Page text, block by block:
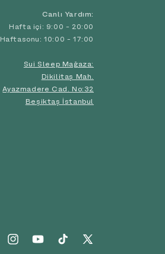
Canlı Yardım:
Hafta içi: 9:00 - 20:00
Haftasonu: 10:00 - 17:00
Sui Sleep Mağaza:
Dikilitaş Mah.
Ayazmadere Cad. No:32
Beşiktaş İstanbul
InstagramYouTubeTikTokX